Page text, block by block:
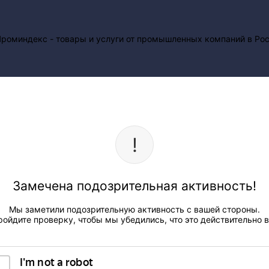
Замечена подозрительная активность!
Мы заметили подозрительную активность с вашей стороны.
проверку, чтобы мы убедились, что это действительно